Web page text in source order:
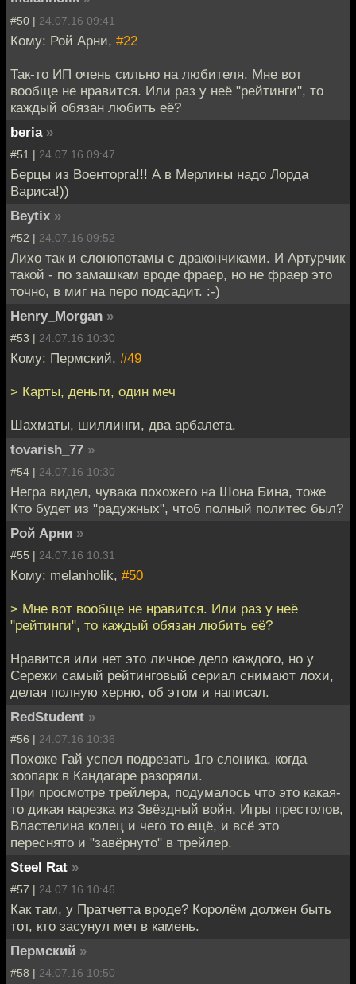
#50 | 24.07.16 09:41
Кому: Рой Арни, #22
Так-то ИП очень сильно на любителя. Мне вот
вообще не нравится. Или раз у неё "рейтинги", то
каждый обязан любить её?
beria »
#51 | 24.07.16 09:47
Берцы из Военторга!!! А в Мерлины надо Лорда
Вариса!))
Beytix »
#52 | 24.07.16 09:52
Лихо так и слонопотамы с дракончиками. И Артурчик
такой - по замашкам вроде фраер, но не фраер это
точно, в миг на перо подсадит. :-)
Henry_Morgan »
#53 | 24.07.16 10:30
Кому: Пермский, #49
> Карты, деньги, один меч
Шахматы, шиллинги, два арбалета.
tovarish_77 »
#54 | 24.07.16 10:30
Негра видел, чувака похожего на Шона Бина, тоже
Кто будет из "радужных", чтоб полный политес был?
Рой Арни »
#55 | 24.07.16 10:31
Кому: melanholik, #50
> Мне вот вообще не нравится. Или раз у неё
"рейтинги", то каждый обязан любить её?
Нравится или нет это личное дело каждого, но у
Сережи самый рейтинговый сериал снимают лохи,
делая полную херню, об этом и написал.
RedStudent »
#56 | 24.07.16 10:36
Похоже Гай успел подрезать 1го слоника, когда
зоопарк в Кандагаре разоряли.
При просмотре трейлера, подумалось что это какая-
то дикая нарезка из Звёздный войн, Игры престолов,
Властелина колец и чего то ещё, и всё это
переснято и "завёрнуто" в трейлер.
Steel Rat »
#57 | 24.07.16 10:46
Как там, у Пратчетта вроде? Королём должен быть
тот, кто засунул меч в камень.
Пермский »
#58 | 24.07.16 10:50